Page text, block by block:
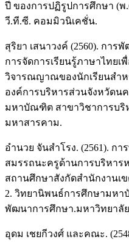
ปี ของการปฏิรูปการศึกษา (พ.
วี.ที.ซี. คอมมิวนิเคชั่น.
สุริยา เสนาวงค์ (2560). กา
การจัดการเรียนรู้ภาษาไทยเ
วิจารณญาณของนักเรียนสำห
องค์การบริหารส่วนจังหวัดน
มหาบัณฑิต สาขาวิชาการบริ
มหาสารคาม.
อำนวย จันสำโรง. (2561). ก
สมรรถนะครูด้านการบริหาร
สถานศึกษาสังกัดสำนักงานเ
2. วิทยานิพนธ์การศึกษามห
พัฒนาการศึกษา.มหาวิทยาลั
อุดม เชยกีวงศ์ และคณะ.